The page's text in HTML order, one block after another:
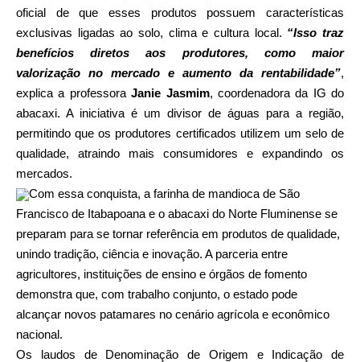
oficial de que esses produtos possuem características
exclusivas ligadas ao solo, clima e cultura local. “Isso traz
benefícios diretos aos produtores, como maior
valorização no mercado e aumento da rentabilidade”,
explica a professoraJanie Jasmim, coordenadora da IG do
abacaxi. A iniciativa é um divisor de águas para a região,
permitindo que os produtores certificados utilizem um selo de
qualidade, atraindo mais consumidores e expandindo os
mercados.
Com essa conquista, a farinha de mandioca de São
Francisco de Itabapoana e o abacaxi do Norte Fluminense se
preparam para se tornar referência em produtos de qualidade,
unindo tradição, ciência e inovação. A parceria entre
agricultores, instituições de ensino e órgãos de fomento
demonstra que, com trabalho conjunto, o estado pode
alcançar novos patamares no cenário agrícola e econômico
nacional.
Os laudos de Denominação de Origem e Indicação de